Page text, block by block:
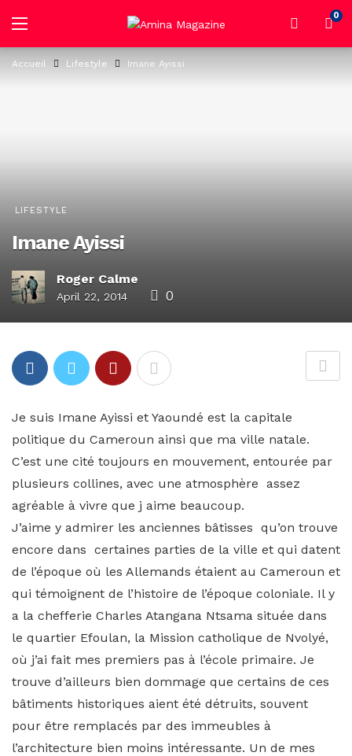
0
Accueil Lifestyle Imane Ayissi
LIFESTYLE
Imane Ayissi
Roger Calme
April 22, 2014 0
Je suis Imane Ayissi et Yaoundé est la capitale
politique du Cameroun ainsi que ma ville natale.
C’est une cité toujours en mouvement, entourée par
plusieurs collines, avec une atmosphère assez
agréable à vivre que j aime beaucoup.
J’aime y admirer les anciennes bâtisses qu’on trouve
encore dans certaines parties de la ville et qui datent
de l’époque où les Allemands étaient au Cameroun et
qui témoignent de l’histoire de l’époque coloniale. Il y
a la chefferie Charles Atangana Ntsama située dans
le quartier Efoulan, la Mission catholique de Nvolyé,
où j’ai fait mes premiers pas à l’école primaire. Je
trouve d’ailleurs bien dommage que certains de ces
bâtiments historiques aient été détruits, souvent
pour être remplacés par des immeubles à
l’architecture bien moins intéressante. Un de mes